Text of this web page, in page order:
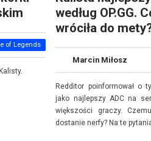
of Legends
według OP.GG.
wróciła do
Marcin Miłosz
Redditor poinformował o
jako najlepszy ADC na
większości graczy.
dostanie nerfy? Na te